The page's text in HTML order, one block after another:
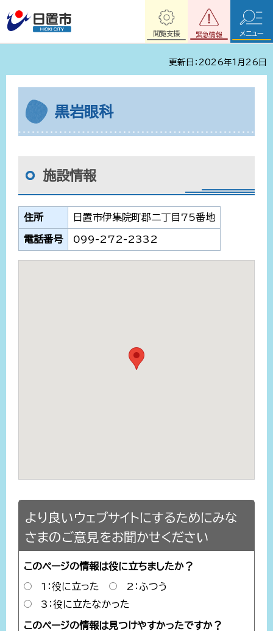
緊急情報
閲覧支援 メニュー
更新日：2026年1月26日
黒岩眼科
施設情報
住所 日置市伊集院町郡二丁目75番地
電話番号 099-272-2332
より良いウェブサイトにするためにみな
さまのご意見をお聞かせください
このページの情報は役に立ちましたか？
1：役に立った
2：ふつう
3：役に立たなかった
このページの情報は見つけやすかったですか？